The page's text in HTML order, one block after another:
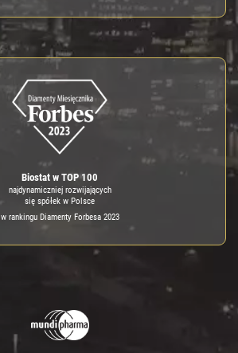
Biostat w TOP 100
najdynamiczniej rozwijających
się spółek w Polsce
w rankingu Diamenty Forbesa 2023